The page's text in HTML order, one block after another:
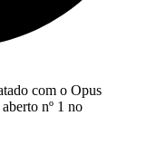
com o Opus
nº 1 no